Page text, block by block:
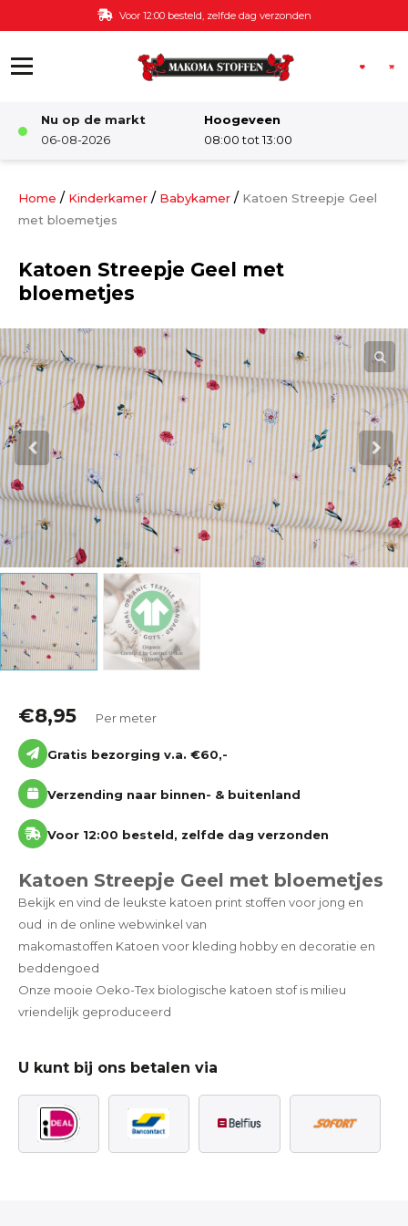
Ga naar de inhoud Voor 12:00 besteld, zelfde dag verzonden
Nu op de markt
06-08-2026
Hoogeveen
08:00 tot 13:00
Damesstoffen
Kinderkamer
Katoen
Grootverbruik
Tijdpakker stof
Home / Kinderkamer / Babykamer / Katoen Streepje Geel
met bloemetjes
Katoen Streepje Geel met
bloemetjes
€8,95 Per meter
Gratis bezorging v.a. €60,-
Verzending naar binnen- & buitenland
Voor 12:00 besteld, zelfde dag verzonden
Katoen Streepje Geel met bloemetjes
Bekijk en vind de leukste katoen print stoffen voor jong en
oud in de online webwinkel van
makomastoffen Katoen voor kleding hobby en decoratie en
beddengoed
Onze mooie Oeko-Tex biologische katoen stof is milieu
vriendelijk geproduceerd
U kunt bij ons betalen via